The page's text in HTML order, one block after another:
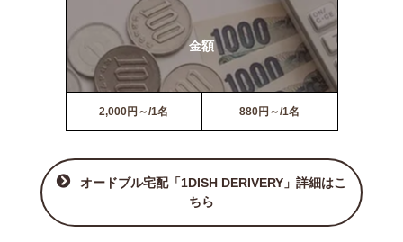
金額
2,000円～/1名 880円～/1名
オードブル宅配「1DISH DERIVERY」詳細はこ
ちら